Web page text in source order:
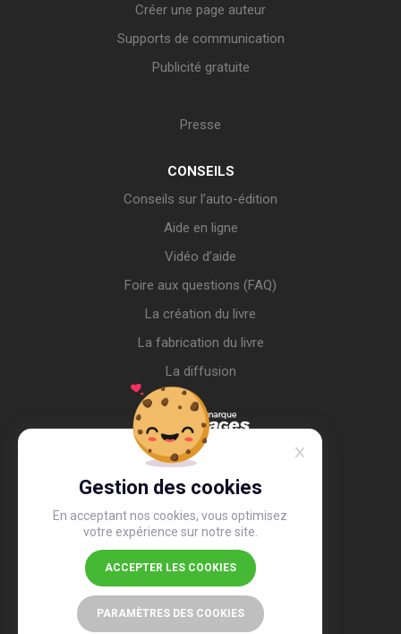
Gestion des cookies
En acceptant nos cookies, vous optimisez
votre expérience sur notre site.
ACCEPTER LES COOKIES
PARAMÈTRES DES COOKIES
Créer une page auteur
Supports de communication
Publicité gratuite
Presse
CONSEILS
Conseils sur l’auto-édition
Aide en ligne
Vidéo d’aide
Foire aux questions (FAQ)
La création du livre
La fabrication du livre
La diffusion
4,4